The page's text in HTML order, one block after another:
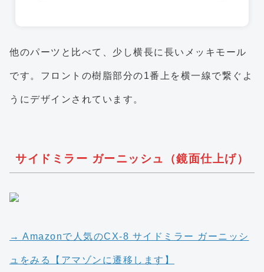
他のパーツと比べて、少し横長に長いメッキモール
です。フロントの樹脂部分の1番上を横一線で繋ぐよ
うにデザインされています。
サイドミラー ガーニッシュ（鏡面仕上げ）
→ Amazonで人気のCX-8 サイドミラー ガーニッシ
ュをみる【アマゾンに遷移します】